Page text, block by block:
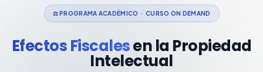
⚖️ PROGRAMA ACADÉMICO · CURSO ON DEMAND
Efectos Fiscalesen la Propiedad
Intelectual